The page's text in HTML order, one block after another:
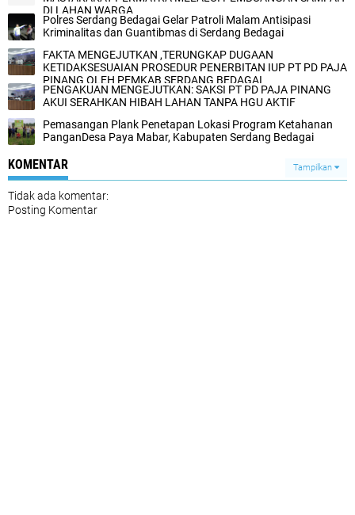
DI LAHAN WARGA
Polres Serdang Bedagai Gelar Patroli Malam Antisipasi
Kriminalitas dan Guantibmas di Serdang Bedagai
FAKTA MENGEJUTKAN ,TERUNGKAP DUGAAN
KETIDAKSESUAIAN PROSEDUR PENERBITAN IUP PT PD PAJA
PINANG OLEH PEMKAB SERDANG BEDAGAI
‎PENGAKUAN MENGEJUTKAN: SAKSI PT PD PAJA PINANG
AKUI SERAHKAN HIBAH LAHAN TANPA HGU AKTIF
Pemasangan Plank Penetapan Lokasi Program Ketahanan
Pangan‎Desa Paya Mabar, Kabupaten Serdang Bedagai‎
KOMENTAR Tampilkan
Tidak ada komentar:
Posting Komentar